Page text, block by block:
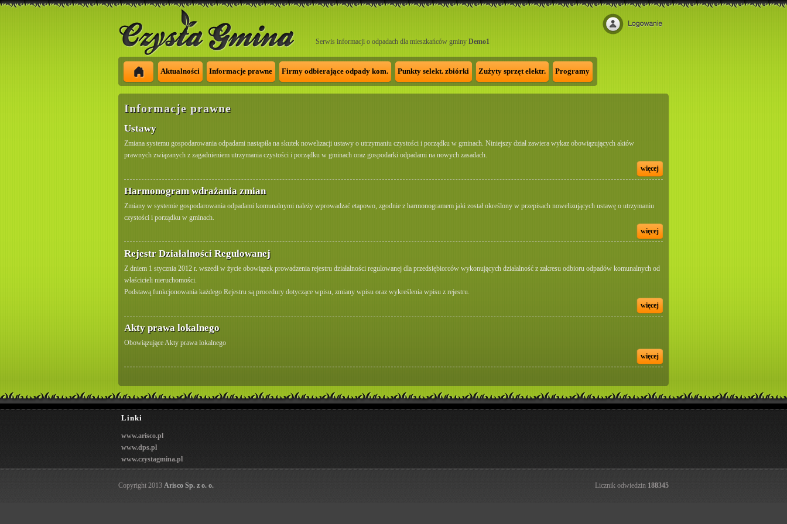
Serwis informacji o odpadach dla mieszkańców gminy Demo1
Aktualności Informacje prawne Firmy odbierające odpady kom. Punkty selekt. zbiórki Zużyty sprzęt elektr. Programy
Informacje prawne
Ustawy
Zmiana systemu gospodarowania odpadami nastąpiła na skutek nowelizacji ustawy o utrzymaniu czystości i porządku w gminach. Niniejszy dział zawiera wykaz obowiązujących aktów
prawnych związanych z zagadnieniem utrzymania czystości i porządku w gminach oraz gospodarki odpadami na nowych zasadach.
więcej
Harmonogram wdrażania zmian
Zmiany w systemie gospodarowania odpadami komunalnymi należy wprowadzać etapowo, zgodnie z harmonogramem jaki został określony w przepisach nowelizujących ustawę o utrzymaniu
czystości i porządku w gminach.
więcej
Rejestr Działalności Regulowanej
Z dniem 1 stycznia 2012 r. wszedł w życie obowiązek prowadzenia rejestru działalności regulowanej dla przedsiębiorców wykonujących działalność z zakresu odbioru odpadów komunalnych od
właścicieli nieruchomości.
Podstawą funkcjonowania każdego Rejestru są procedury dotyczące wpisu, zmiany wpisu oraz wykreślenia wpisu z rejestru.
więcej
Akty prawa lokalnego
Obowiązujące Akty prawa lokalnego
więcej
Linki
www.arisco.pl
www.dps.pl
www.czystagmina.pl
Copyright 2013 Arisco Sp. z o. o. Licznik odwiedzin 188345